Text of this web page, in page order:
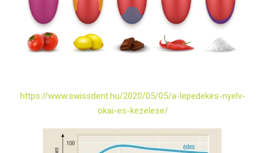
https://www.swissdent.hu/2020/05/05/a-lepedekes-nyelv-
okai-es-kezelese/